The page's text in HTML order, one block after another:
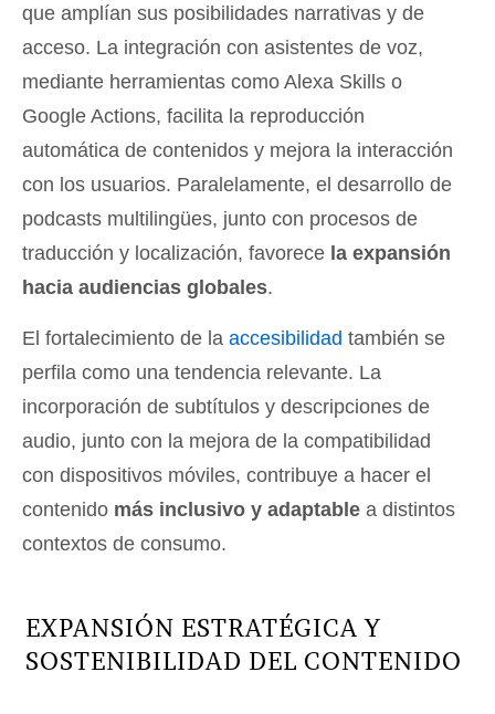
que amplían sus posibilidades narrativas y de
acceso. La integración con asistentes de voz,
mediante herramientas como Alexa Skills o
Google Actions, facilita la reproducción
automática de contenidos y mejora la interacción
con los usuarios. Paralelamente, el desarrollo de
podcasts multilingües, junto con procesos de
traducción y localización, favorece la expansión
hacia audiencias globales.
El fortalecimiento de la accesibilidad también se
perfila como una tendencia relevante. La
incorporación de subtítulos y descripciones de
audio, junto con la mejora de la compatibilidad
con dispositivos móviles, contribuye a hacer el
contenido más inclusivo y adaptable a distintos
contextos de consumo.
EXPANSIÓN ESTRATÉGICA Y
SOSTENIBILIDAD DEL CONTENIDO